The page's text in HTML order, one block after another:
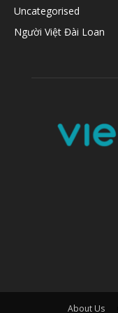
Uncategorised
Người Việt Đài Loan
About Us